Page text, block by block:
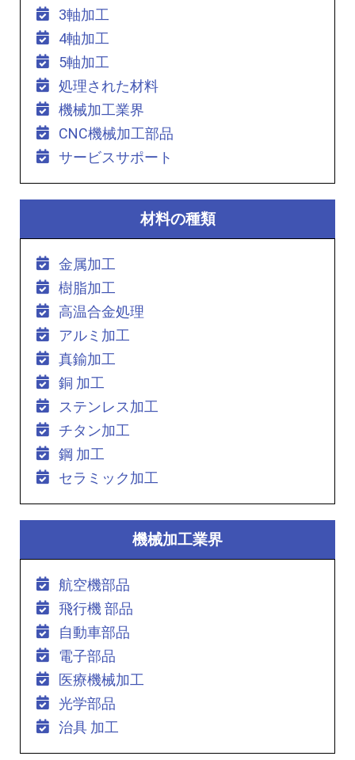
3軸加工
4軸加工
5軸加工
処理された材料
機械加工業界
CNC機械加工部品
サービスサポート
材料の種類
金属加工
樹脂加工
高温合金処理
アルミ加工
真鍮加工
銅 加工
ステンレス加工
チタン加工
鋼 加工
セラミック加工
機械加工業界
航空機部品
飛行機 部品
自動車部品
電子部品
医療機械加工
光学部品
治具 加工